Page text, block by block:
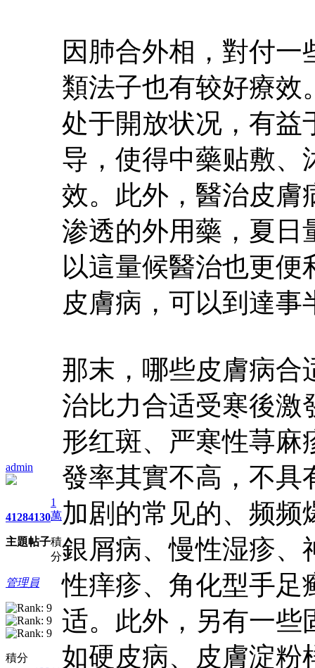
admin
4128
主題
4130
帖子
1
萬
積
分
管理員
積分
因肺合外相，對付
類法子也有较好療效
处于開放状况，有益
导，使得中藥贴敷、
效。此外，醫治皮膚
渗透的外用藥，夏日
以這量候醫治也更便
皮膚病，可以到達事
那末，哪些皮膚病合
治比力合适受寒後激
形红斑、严寒性荨麻
發率其實不高，不具
加剧的常见的、频频
銀屑病、慢性湿疹、
性痒疹、角化型手足
适。此外，另有一些
如硬皮病、皮膚淀粉